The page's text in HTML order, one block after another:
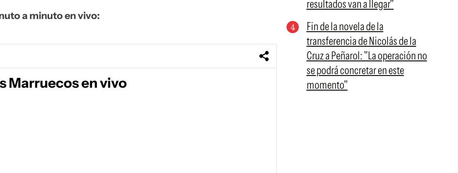
a minuto en vivo:
Marruecos en vivo
resultados van a llegar"
Fin de la novela de la
transferencia de Nicolás de la
Cruz a Peñarol: "La operación no
se podrá concretar en este
momento"